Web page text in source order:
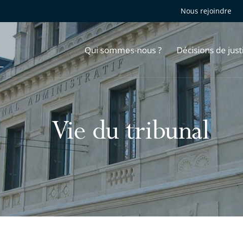
Nous rejoindre
Qui sommes-nous ? Décisions de
Vie du tribunal